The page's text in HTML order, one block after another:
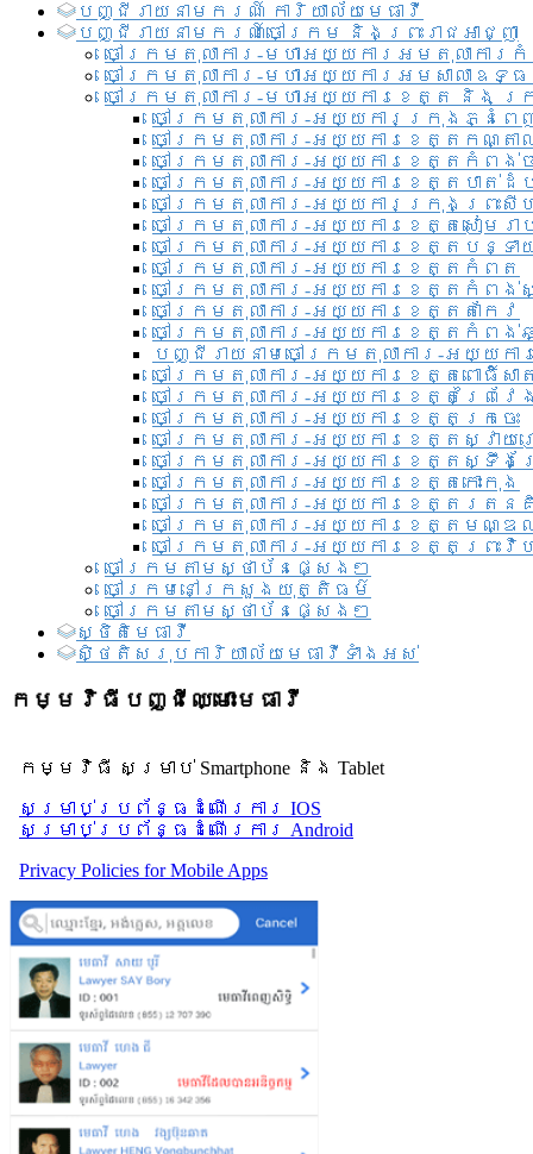
បញ្ជី​រាយ​នាមករណ៍ ការិយាល័យ​មេធាវី​
បញ្ជី​រាយ​នាមករណ៍​ចៅក្រម និងព្រះរាជអាជ្ញា
ចៅក្រមតុលាការ-មហាអយ្យការអមតុលាការ
ចៅក្រមតុលាការ-មហាអយ្យការអមសាលាឧទ្
ចៅក្រមតុលាការ-មហាអយ្យការខេត្ត និង ក្
ចៅក្រមតុលាការ-អយ្យការក្រុងភ្នំពេ
ចៅក្រមតុលាការ-អយ្យការខេត្តកណ្តា
ចៅក្រមតុលាការ-អយ្យការខេត្តកំពង់ច
ចៅក្រមតុលាការ-អយ្យការខេត្តបាត់ដំ
ចៅក្រមតុលាការ-អយ្យការ​ក្រុងព្រះសី
ចៅក្រមតុលាការ-អយ្យការខេត្តសៀមរា
ចៅក្រមតុលាការ-អយ្យការខេត្តបន្ទា
ចៅក្រមតុលាការ-អយ្យការខេត្តកំពត
ចៅក្រមតុលាការ-អយ្យការខេត្តកំពង់
ចៅក្រមតុលាការ-អយ្យការខេត្តតាកែវ
ចៅក្រមតុលាការ-អយ្យការខេត្តកំពង់
បញ្ជីរាយនាមចៅក្រមតុលាការ-អយ្យក
ចៅក្រមតុលាការ-អយ្យការខេត្តពោធិ៍សា
ចៅក្រមតុលាការ-អយ្យការខេត្តព្រៃវែ
ចៅក្រមតុលាការ-អយ្យការខេត្តក្រចេះ
ចៅក្រមតុលាការ-អយ្យការខេត្តស្វាយ
ចៅក្រមតុលាការ-អយ្យការខេត្តស្ទឹង
ចៅក្រមតុលាការ-អយ្យការខេត្តកោះកុង
ចៅក្រមតុលាការ-អយ្យការខេត្តរតន
ចៅក្រមតុលាការ-អយ្យការខេត្តមណ្
ចៅក្រមតុលាការ-អយ្យការខេត្តព្រះវិហ
ចៅក្រមតាមស្ថាប័នផ្សេងៗ
ចៅក្រមនៅក្រសួងយុត្តិធម៌
ចៅក្រមតាមស្ថាប័នផ្សេងៗ
ស្ថិតិមេធាវី
សិ្ថតិសរុបការិយាល័យមេធាវីទាំងអស់​
កម្មវិធីបញ្ជីឈ្មោះមេធាវី
កម្មវិធី សម្រាប់ Smartphone និង Tablet
សម្រាប់​ប្រព័ន្ធដំណើរការ IOS
សម្រាប់​ប្រព័ន្ធដំណើរការ Android
Privacy Policies for Mobile Apps